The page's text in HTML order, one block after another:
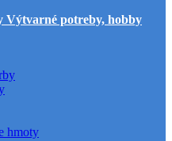
Výtvarné potreby, hobby
hmoty